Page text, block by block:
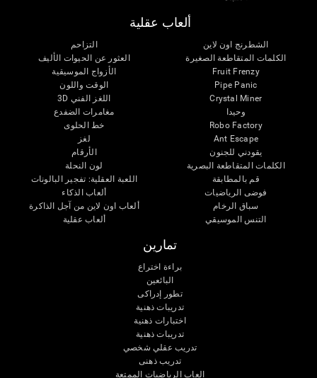
ألعاب عقلية
الشطرنج اون لاين
الكلمات المتقاطعة الصغيرة
Fruit Frenzy
Pipe Panic
Crystal Miner
وحيدا
Robo Factory
Ant Escape
يقودني للجنون
الكلمات المتقاطعة البصرية
قم بالمطابقة
فوضى الرياضيات
سباق الرخام
التنس الموسيقي
التزاحم
العثور عن الحيوات الأليف
الأزواج الموسيقية
الوقت واللون
اللغز الفني 3D
مغامرات الضفدع
خط الحلوى
لغز
الأرقام
لون النحلة
اللعبة العقلية: تفجير البالونات
ألعاب الذكاء
ألعاب اون لاين من آجل الذاكرة
ألعاب عقلية
تمارين
براءة اختراع
البائعين
تطور إدراكى
تدريبات ذهنية
اختبارات ذهنية
تدريبات ذهنية
تدريب عقلي شخصي
تدريب ذهنى
العاب الرياضيات الممتعة